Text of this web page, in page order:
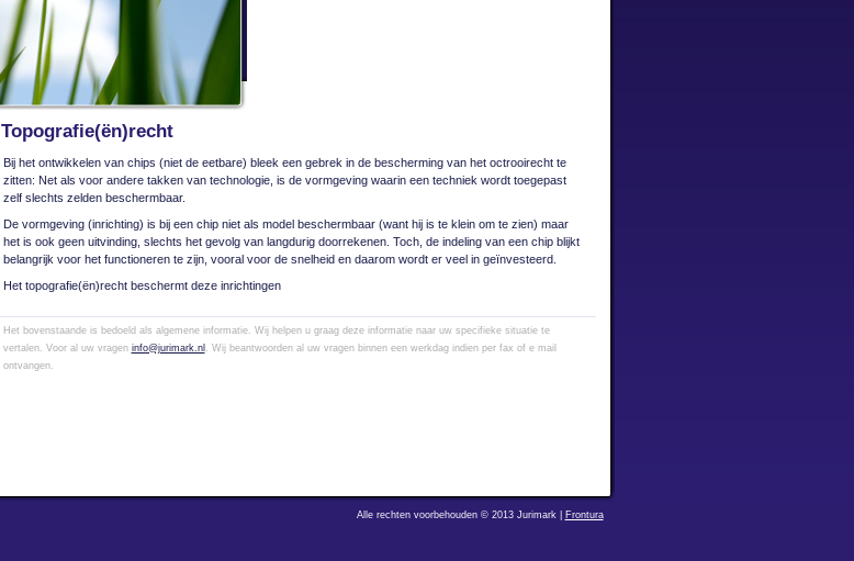
Topografie(ën)recht
Bij het ontwikkelen van chips (niet de eetbare) bleek een gebrek in de bescherming van het octrooirecht te
zitten: Net als voor andere takken van technologie, is de vormgeving waarin een techniek wordt toegepast
zelf slechts zelden beschermbaar.
De vormgeving (inrichting) is bij een chip niet als model beschermbaar (want hij is te klein om te zien) maar
het is ook geen uitvinding, slechts het gevolg van langdurig doorrekenen. Toch, de indeling van een chip blijkt
belangrijk voor het functioneren te zijn, vooral voor de snelheid en daarom wordt er veel in geïnvesteerd.
Het topografie(ën)recht beschermt deze inrichtingen
Het bovenstaande is bedoeld als algemene informatie. Wij helpen u graag deze informatie naar uw specifieke situatie te
vertalen. Voor al uw vragen info@jurimark.nl . Wij beantwoorden al uw vragen binnen een werkdag indien per fax of e mail
ontvangen.
Alle rechten voorbehouden © 2013 Jurimark | Frontura